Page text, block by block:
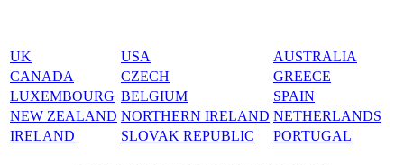
UK USA
AUSTRALIA
CANADA
CZECH
GREECE
LUXEMBOURG BELGIUM
SPAIN
NEW ZEALAND NORTHERN IRELAND NETHERLANDS
IRELAND
SLOVAK REPUBLIC PORTUGAL